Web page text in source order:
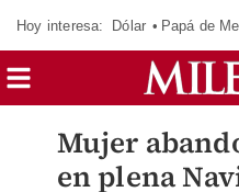
Hoy interesa: Dólar Papá de
Mujer
en plena